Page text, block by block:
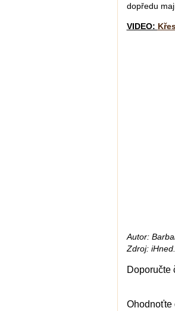
dopředu
VIDEO:
Autor:
Zdroj:
Doporučte
Ohodnoťte